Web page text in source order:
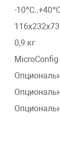
-
0,9 кг
MicroConfig